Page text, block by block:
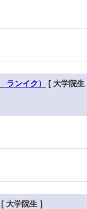
ンイク） [ 大学院生
[ 大学院生 ]